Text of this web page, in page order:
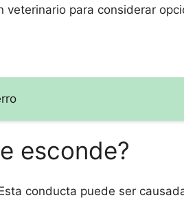
para considerar
esconde?
conducta puede ser